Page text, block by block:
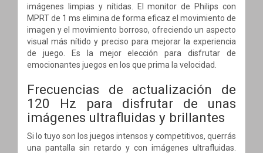
imágenes limpias y nítidas. El monitor de Philips con
MPRT de 1 ms elimina de forma eficaz el movimiento de
imagen y el movimiento borroso, ofreciendo un aspecto
visual más nítido y preciso para mejorar la experiencia
de juego. Es la mejor elección para disfrutar de
emocionantes juegos en los que prima la velocidad.
Frecuencias de actualización de
120 Hz para disfrutar de unas
imágenes ultrafluidas y brillantes
Si lo tuyo son los juegos intensos y competitivos, querrás
una pantalla sin retardo y con imágenes ultrafluidas.